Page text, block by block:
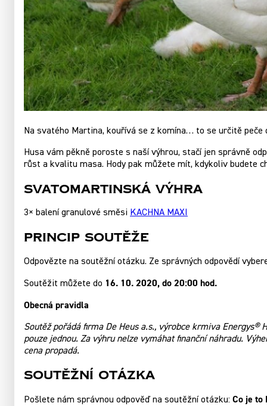
Na svatého Martina, kouřívá se z komína… to se určitě peče
Husa vám pěkně poroste s naší výhrou, stačí jen správně
růst a kvalitu masa. Hody pak můžete mít, kdykoliv budete
SVATOMARTINSKÁ VÝHRA
3× balení granulové směsi KACHNA MAXI
PRINCIP SOUTĚŽE
Odpovězte na soutěžní otázku. Ze správných odpovědí
Soutěžit můžete do 16. 10. 2020, do 20:00 hod.
Obecná pravidla
Soutěž pořádá firma De Heus a.s., výrobce krmiva
pouze jednou. Za výhru nelze vymáhat finanční náhradu.
cena propadá.
SOUTĚŽNÍ OTÁZKA
Pošlete nám správnou odpověď na soutěžní otázku: Co je